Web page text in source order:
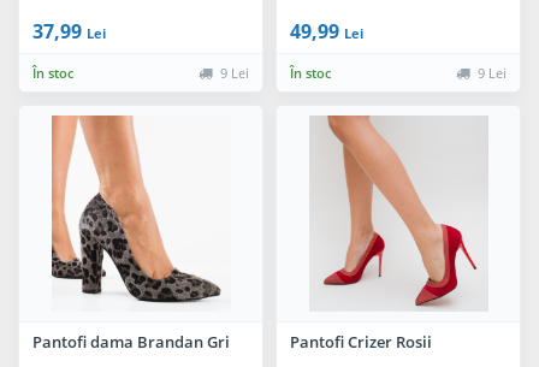
37,99 Lei
În stoc 9 Lei
49,99 Lei
În stoc 9 Lei
Pantofi dama Brandan Gri Pantofi Crizer Rosii